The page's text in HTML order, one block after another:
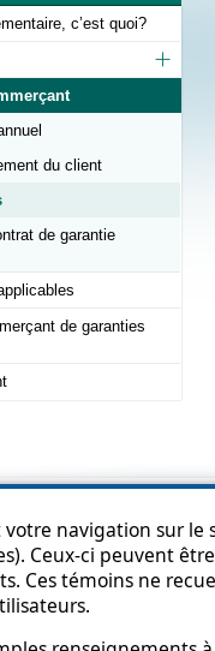
navigation sur le
Ceux-ci peuvent
Ces témoins ne
c’est quoi?
du client
de garantie
de garanties
Plan du